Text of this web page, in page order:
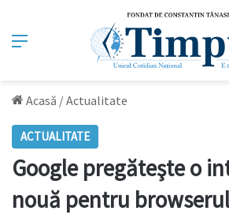
Meniu
Acasă /Actualitate
ACTUALITATE
Google pregăteşte o
nouă pentru